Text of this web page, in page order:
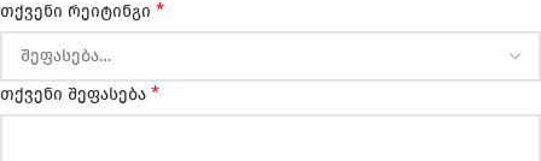
თქვენი რეიტინგი *
თქვენი შეფასება *